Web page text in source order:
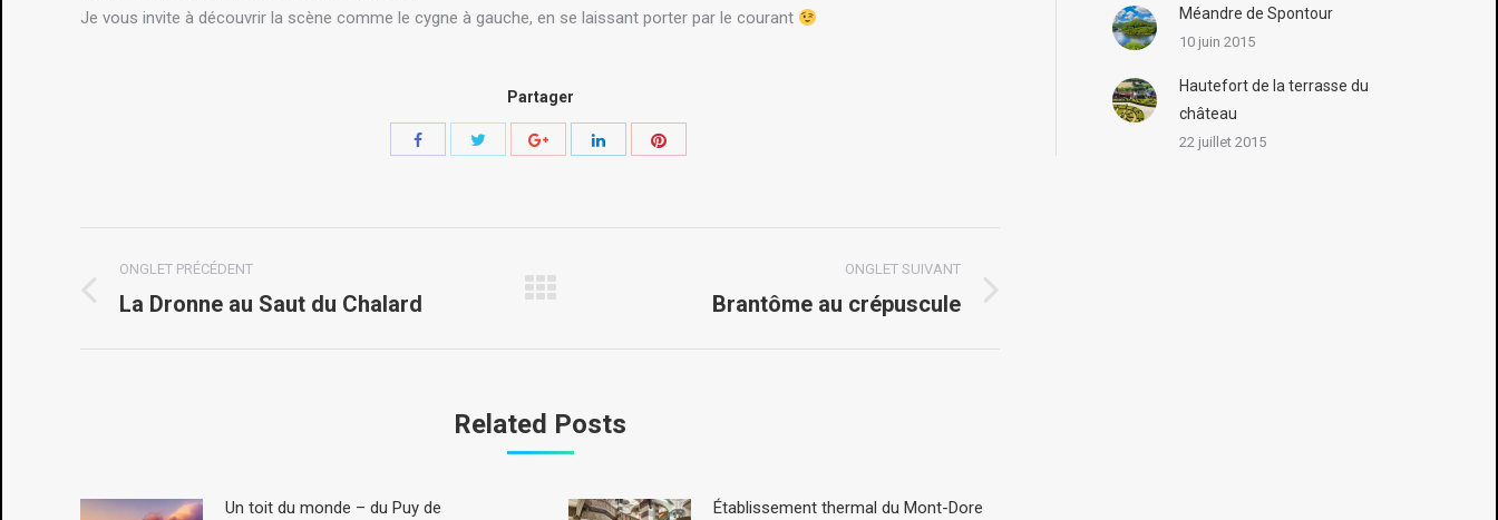
Je vous invite à découvrir la scène comme le cygne à gauche, en se laissant porter par le courant
Partager
Share
Share
Share Share
Share
Navigation
de
commentaire
ONGLET PRÉCÉDENT
Onglet
La Dronne au Saut du Chalard
ONGLET SUIVANT
Brantôme au crépuscule
Related Posts
Un toit du monde – du Puy de
Établissement thermal du Mont-Dore
Méandre de Spontour
10 juin 2015
Hautefort de la terrasse du
château
22 juillet 2015